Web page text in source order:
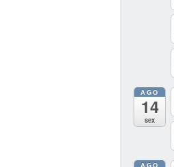
AGO
14
sex
AGO